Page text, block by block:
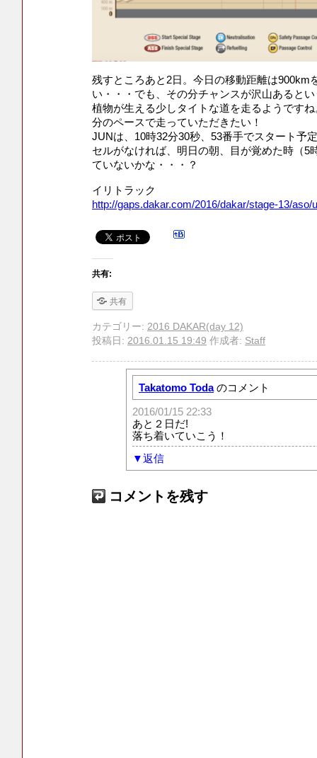
残すところあと2日。今日の移動距離は900km
い・・・でも、その分チャンスが沢山あると
植物が生える少しタイトな道を走るようです
分のペースで走っていただきたい！
JUNは、10時32分30秒、53番手でスタート予
セルがなければ、明日の朝、目が覚めた時（5
ていないかな・・・？
イリトラック
http://gaps.dakar.com/2016/dakar/stage-13/aso/
共有:
共有
カテゴリー: 2016 DAKAR(day 12)
投稿日: 2016.01.15 19:49 作成者: Staff
Takatomo Toda のコメント
2016/01/15 22:33
あと２日だ!
落ち着いていこう！
返信
コメントを残す